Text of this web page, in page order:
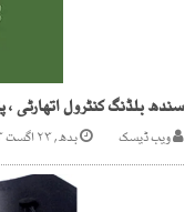
ویب ڈیسک بدھ, ۲۳ اگست ۲۰۲۳